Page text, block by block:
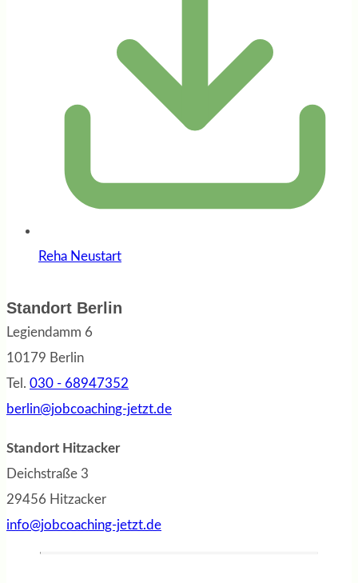
Reha Neustart
Standort Berlin
Legiendamm 6
10179 Berlin
Tel. 030 - 68947352
berlin@jobcoaching-jetzt.de
Standort Hitzacker
Deichstraße 3
29456 Hitzacker
info@jobcoaching-jetzt.de